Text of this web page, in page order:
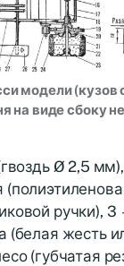
модели (кузов
на виде сбоку
Ø 2,5
ручки),
(белая жесть
(губчатая